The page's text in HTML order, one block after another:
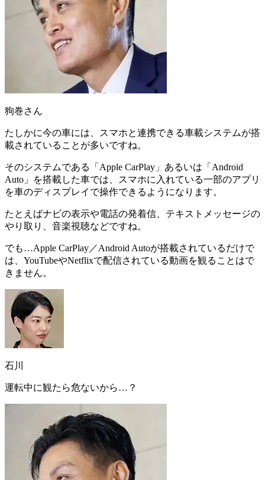
狗巻さん
たしかに今の車には、スマホと連携できる車載システムが搭
載されていることが多いですね。
そのシステムである「 Apple CarPlay 」あるいは「 Android
Auto 」を搭載した車では、スマホに入れている一部のアプリ
を車のディスプレイで操作できるようになります。
たとえばナビの表示や電話の発着信、テキストメッセージの
やり取り、音楽視聴などですね。
でも…Apple CarPlay／Android Autoが搭載されているだけで
は、 YouTubeやNetflixで配信されている動画を観ることはで
きません。
石川
運転中に観たら危ないから…？